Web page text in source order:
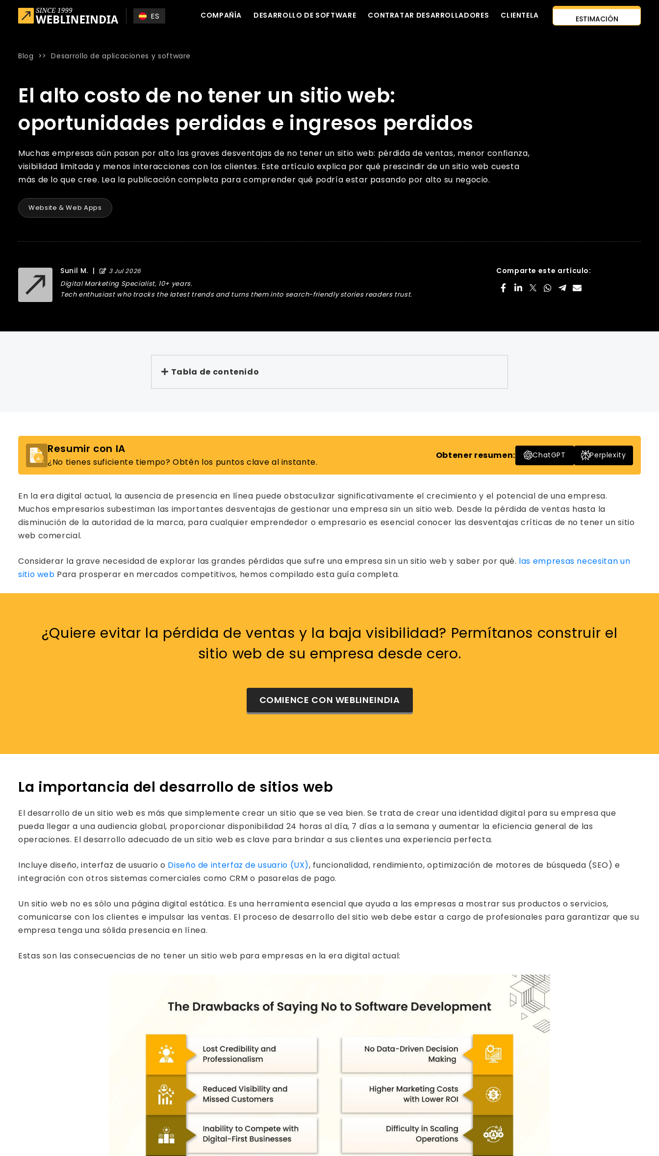
Skip to main content
ES COMPAÑÍA DESARROLLO DE SOFTWARE CONTRATAR DESARROLLADORES CLIENTELA
PROYECTOS
ESTIMACIÓN
Blog >>Desarrollo de aplicaciones y software
El alto costo de no tener un sitio web:
oportunidades perdidas e ingresos perdidos
Muchas empresas aún pasan por alto las graves desventajas de no tener un sitio web: pérdida de ventas, menor confianza,
visibilidad limitada y menos interacciones con los clientes. Este artículo explica por qué prescindir de un sitio web cuesta
más de lo que cree. Lea la publicación completa para comprender qué podría estar pasando por alto su negocio.
Website & Web Apps
Sunil M. | 3 Jul 2026
Digital Marketing Specialist, 10+ years.
Tech enthusiast who tracks the latest trends and turns them into search-friendly stories readers trust.
Comparte este artículo:
Tabla de contenido
Resumir con IA
¿No tienes suficiente tiempo? Obtén los puntos clave al instante.
Obtener resumen: ChatGPT Perplexity
En la era digital actual, la ausencia de presencia en línea puede obstaculizar significativamente el crecimiento y el potencial de una empresa.
Muchos empresarios subestiman las importantes desventajas de gestionar una empresa sin un sitio web. Desde la pérdida de ventas hasta la
disminución de la autoridad de la marca, para cualquier emprendedor o empresario es esencial conocer las desventajas críticas de no tener un sitio
web comercial.
Considerar la grave necesidad de explorar las grandes pérdidas que sufre una empresa sin un sitio web y saber por qué. las empresas necesitan un
sitio web Para prosperar en mercados competitivos, hemos compilado esta guía completa.
¿Quiere evitar la pérdida de ventas y la baja visibilidad? Permítanos construir el
sitio web de su empresa desde cero.
COMIENCE CON WEBLINEINDIA
La importancia del desarrollo de sitios web
El desarrollo de un sitio web es más que simplemente crear un sitio que se vea bien. Se trata de crear una identidad digital para su empresa que
pueda llegar a una audiencia global, proporcionar disponibilidad 24 horas al día, 7 días a la semana y aumentar la eficiencia general de las
operaciones. El desarrollo adecuado de un sitio web es clave para brindar a sus clientes una experiencia perfecta.
Incluye diseño, interfaz de usuario o Diseño de interfaz de usuario (UX), funcionalidad, rendimiento, optimización de motores de búsqueda (SEO) e
integración con otros sistemas comerciales como CRM o pasarelas de pago.
Un sitio web no es sólo una página digital estática. Es una herramienta esencial que ayuda a las empresas a mostrar sus productos o servicios,
comunicarse con los clientes e impulsar las ventas. El proceso de desarrollo del sitio web debe estar a cargo de profesionales para garantizar que su
empresa tenga una sólida presencia en línea.
Estas son las consecuencias de no tener un sitio web para empresas en la era digital actual: